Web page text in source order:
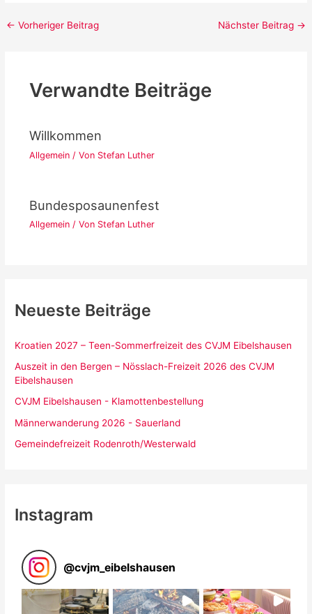
Post
← Vorheriger Beitrag Nächster Beitrag →
Verwandte Beiträge
Willkommen
Allgemein/ Von Stefan Luther
Bundesposaunenfest
Allgemein/ Von Stefan Luther
Neueste Beiträge
Kroatien 2027 – Teen-Sommerfreizeit des CVJM Eibelshausen
Auszeit in den Bergen – Nösslach-Freizeit 2026 des CVJM
Eibelshausen
CVJM Eibelshausen - Klamottenbestellung
Männerwanderung 2026 - Sauerland
Gemeindefreizeit Rodenroth/Westerwald
Instagram
@cvjm_eibelshausen